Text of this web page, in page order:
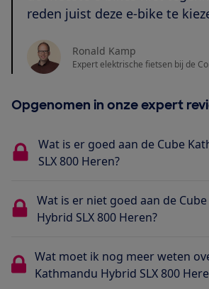
reden juist deze e-bike te
Ronald Kamp
Expert elektrische fietsen bij de
Opgenomen in onze expert
Wat is er goed aan de Cube
SLX 800 Heren?
Wat is er niet goed aan de
Hybrid SLX 800 Heren?
Wat moet ik nog meer weten
Kathmandu Hybrid SLX 800